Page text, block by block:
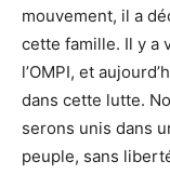
mouvement, il a
cette famille. Il y a
l’OMPI, et
dans cette lutte.
serons unis dans
peuple, sans